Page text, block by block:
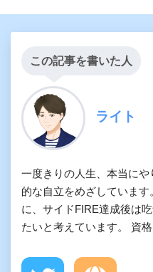
この記事を書いた人
ライト
一度きりの人生、本当に
的な自立をめざしていま
に、サイドFIRE達成後は
たいと考えています。 資